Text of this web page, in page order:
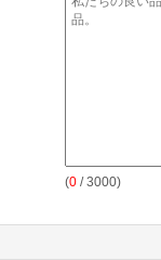
(0 / 3000)